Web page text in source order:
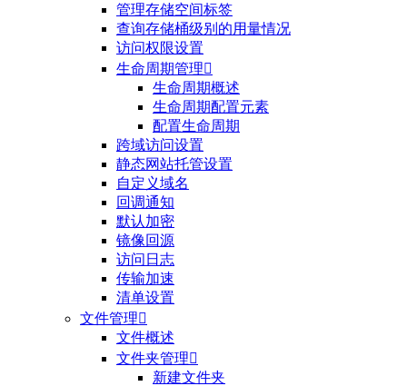
管理存储空间标签
查询存储桶级别的用量情况
访问权限设置
生命周期管理
生命周期概述
生命周期配置元素
配置生命周期
跨域访问设置
静态网站托管设置
自定义域名
回调通知
默认加密
镜像回源
访问日志
传输加速
清单设置
文件管理
文件概述
文件夹管理
新建文件夹